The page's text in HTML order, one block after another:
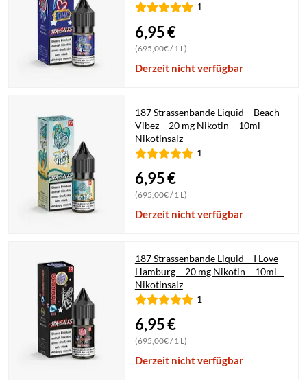
1
6,95€
(695,00€ / 1 L)
Derzeit nicht verfügbar
187 Strassenbande Liquid – Beach
Vibez – 20 mg Nikotin – 10ml –
Nikotinsalz
1
6,95€
(695,00€ / 1 L)
Derzeit nicht verfügbar
187 Strassenbande Liquid – I Love
Hamburg – 20 mg Nikotin – 10ml –
Nikotinsalz
1
6,95€
(695,00€ / 1 L)
Derzeit nicht verfügbar